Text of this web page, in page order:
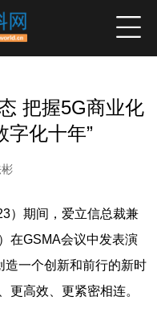
企业新品 高端访谈
把握5G商业化
字化十年”
）期间，爱立信总裁兼
在GSMA会议中发表演
造一个创新和前行的新时
更高效、更紧密相连。